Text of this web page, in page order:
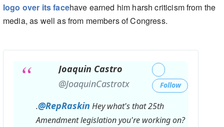
logo over its facehave earned him harsh criticism from the
media, as well as from members of Congress.
Follow
Joaquin Castro
✔
@JoaquinCastrotx
.@RepRaskin Hey what's that 25th
Amendment legislation you're working on?